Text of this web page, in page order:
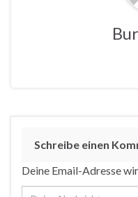
Schreibe einen
Deine Email-Adresse